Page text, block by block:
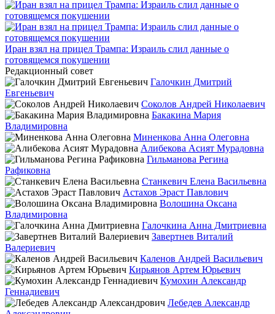
Иран взял на прицел Трампа: Израиль слил данные о
готовящемся покушении
Редакционный совет
Галочкин Дмитрий
Евгеньевич
Соколов Андрей Николаевич
Бакакина Мария
Владимировна
Миненкова Анна Олеговна
Алибекова Асият Мурадовна
Гильманова Регина
Рафиковна
Станкевич Елена Васильевна
Астахов Эраст Павлович
Волошина Оксана
Владимировна
Галочкина Анна Дмитриевна
Завертнев Виталий
Валериевич
Каленов Андрей Васильевич
Кирьянов Артем Юрьевич
Кумохин Александр
Геннадиевич
Лебедев Александр